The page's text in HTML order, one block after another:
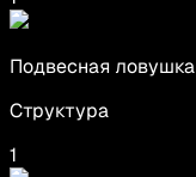
Подвесная ловушка
Структура
1